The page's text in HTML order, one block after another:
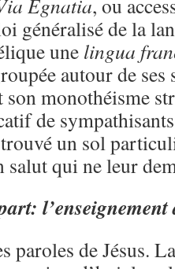
Egnatia, ou
généralisé de la
une lingua
autour de ses
monothéisme
de
un sol
salut qui ne leur
l’enseignement
paroles de Jésus.